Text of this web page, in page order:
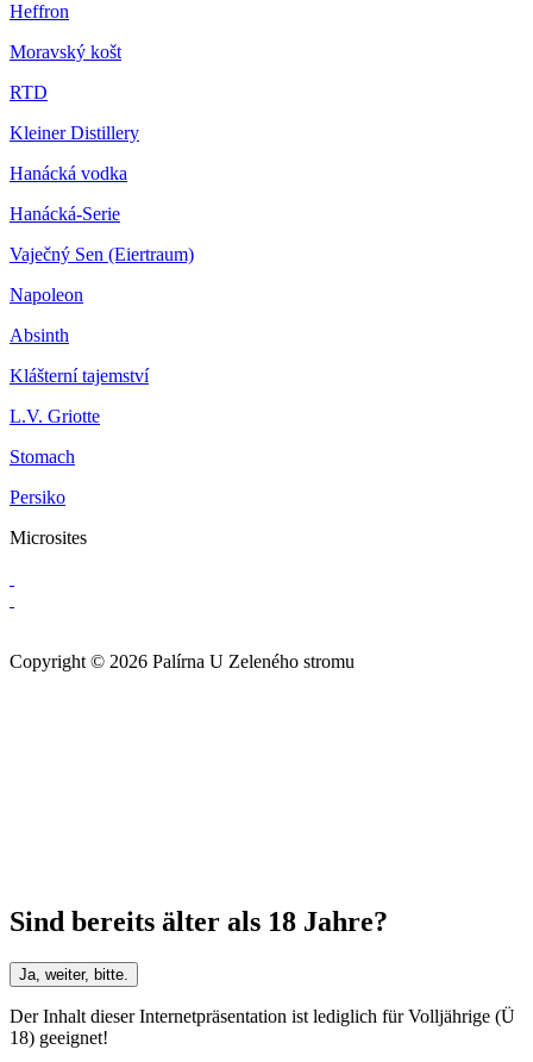
Heffron
Moravský košt
RTD
Kleiner Distillery
Hanácká vodka
Hanácká-Serie
Vaječný Sen (Eiertraum)
Napoleon
Absinth
Klášterní tajemství
L.V. Griotte
Stomach
Persiko
Microsites
Copyright © 2026 Palírna U Zeleného stromu
Sind bereits älter als 18 Jahre?
Ja, weiter, bitte.
Der Inhalt dieser Internetpräsentation ist lediglich für Volljährige (Ü
18) geeignet!